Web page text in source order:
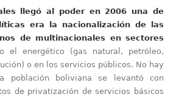
llegó al poder en 2006 una de
era la nacionalización de las
de multinacionales en sectores
el energético (gas natural, petróleo,
o en los servicios públicos. No hay
población boliviana se levantó con
de privatización de servicios básicos